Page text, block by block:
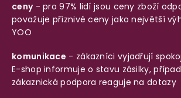
ceny- pro 97% lidí jsou ceny zboží
považuje příznivé ceny jako největší
YOO
komunikace - zákazníci vyjadřují
E-shop informuje o stavu zásilky,
zákaznická podpora reaguje na dotazy